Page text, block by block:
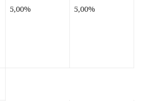
5,00% 5,00%